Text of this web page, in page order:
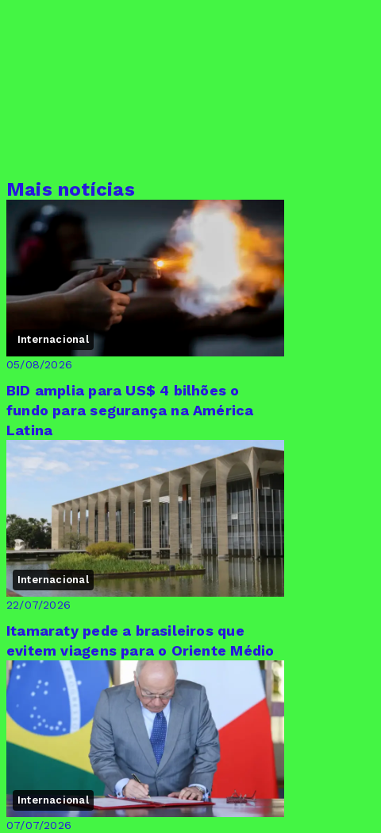
Mais notícias
Internacional
05/08/2026
BID amplia para US$ 4 bilhões o
fundo para segurança na América
Latina
Internacional
22/07/2026
Itamaraty pede a brasileiros que
evitem viagens para o Oriente Médio
Internacional
07/07/2026